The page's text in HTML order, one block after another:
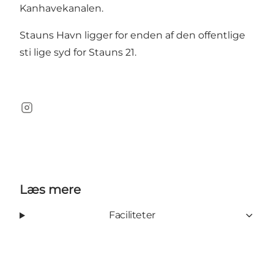
Kanhavekanalen.
Stauns Havn ligger for enden af den offentlige
sti lige syd for Stauns 21.
Instagram
Læs mere
Faciliteter